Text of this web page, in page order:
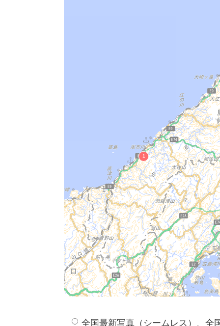
全国最新写真（シームレス）、全